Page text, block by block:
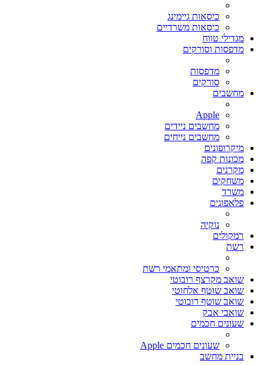
כיסאות גיימינג
כיסאות משרדיים
מגדילי טווח
מדפסות וסורקים
מדפסות
סורקים
מחשבים
Apple
מחשבים ניידים
מחשבים נייחים
מיקרופונים
מכונות קפה
מקרנים
משחקים
משרד
פלאפונים
נוקיה
רמקולים
רשת
כרטיסי ומתאמי רשת
שואב מקרצף רובוטי
שואב שוטף אלחוטי
שואב שוטף רובוטי
שואבי אבק
שעונים חכמים
שעונים חכמים Apple
בניית מחשב